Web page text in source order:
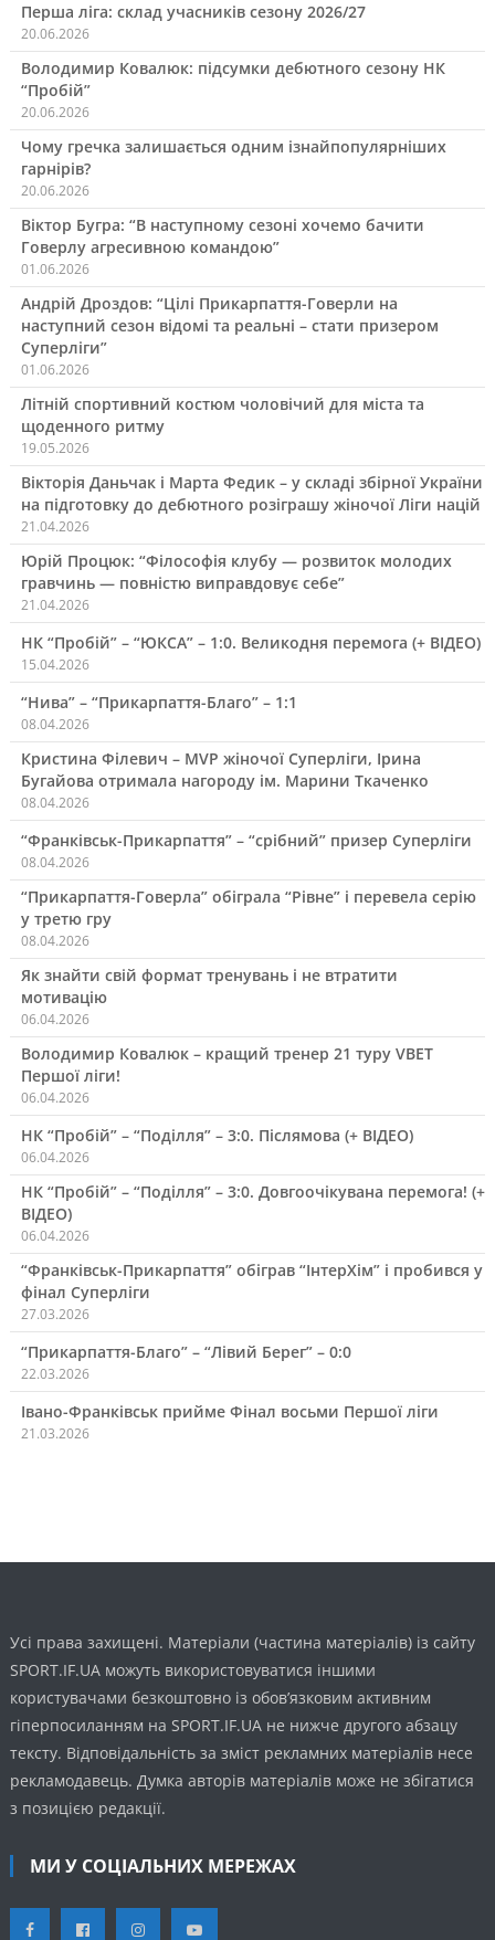
Перша ліга: склад учасників сезону 2026/27
20.06.2026
Володимир Ковалюк: підсумки дебютного сезону НК
“Пробій”
20.06.2026
Чому гречка залишається одним ізнайпопулярніших
гарнірів?
20.06.2026
Віктор Бугра: “В наступному сезоні хочемо бачити
Говерлу агресивною командою”
01.06.2026
Андрій Дроздов: “Цілі Прикарпаття-Говерли на
наступний сезон відомі та реальні – стати призером
Суперліги”
01.06.2026
Літній спортивний костюм чоловічий для міста та
щоденного ритму
19.05.2026
Вікторія Даньчак і Марта Федик – у складі збірної України
на підготовку до дебютного розіграшу жіночої Ліги націй
21.04.2026
Юрій Процюк: “Філософія клубу — розвиток молодих
гравчинь — повністю виправдовує себе”
21.04.2026
НК “Пробій” – “ЮКСА” – 1:0. Великодня перемога (+ ВІДЕО)
15.04.2026
“Нива” – “Прикарпаття-Благо” – 1:1
08.04.2026
Кристина Філевич – MVP жіночої Суперліги, Ірина
Бугайова отримала нагороду ім. Марини Ткаченко
08.04.2026
“Франківськ-Прикарпаття” – “срібний” призер Суперліги
08.04.2026
“Прикарпаття-Говерла” обіграла “Рівне” і перевела серію
у третю гру
08.04.2026
Як знайти свій формат тренувань і не втратити
мотивацію
06.04.2026
Володимир Ковалюк – кращий тренер 21 туру VBET
Першої ліги!
06.04.2026
НК “Пробій” – “Поділля” – 3:0. Післямова (+ ВІДЕО)
06.04.2026
НК “Пробій” – “Поділля” – 3:0. Довгоочікувана перемога! (+
ВІДЕО)
06.04.2026
“Франківськ-Прикарпаття” обіграв “ІнтерХім” і пробився у
фінал Суперліги
27.03.2026
“Прикарпаття-Благо” – “Лівий Берег” – 0:0
22.03.2026
Івано-Франківськ прийме Фінал восьми Першої ліги
21.03.2026
Усі права захищені. Матеріали (частина матеріалів) із сайту
SPORT.IF.UA можуть використовуватися іншими
користувачами безкоштовно із обов’язковим активним
гіперпосиланням на SPORT.IF.UA не нижче другого абзацу
тексту. Відповідальність за зміст рекламних матеріалів несе
рекламодавець. Думка авторів матеріалів може не збігатися
з позицією редакції.
МИ У СОЦІАЛЬНИХ МЕРЕЖАХ